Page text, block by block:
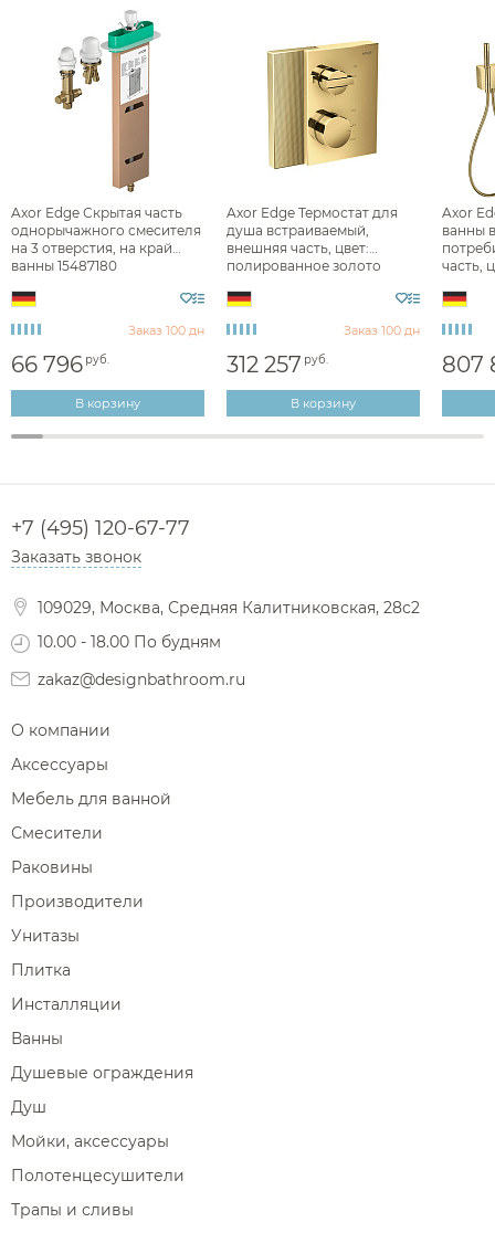
Фены и держатели
Диспенсеры ватных дисков
Axor Edge Скрытая часть
однорычажного смесителя
на 3 отверстия, на край
ванны 15487180
Заказ 100 дн
66 796 руб.
В корзину
Axor Edge Термостат для
душа встраиваемый,
внешняя часть, цвет:
полированное золото
Заказ 100 дн
312 257 руб.
В корзину
Axor
ванны
часть,
807
+7 (495) 120-67-77
Заказать звонок
109029, Москва, Средняя Калитниковская, 28с2
10.00 - 18.00 По будням
zakaz@designbathroom.ru
О компании
Аксессуары
Мебель для ванной
Смесители
Раковины
Производители
Унитазы
Плитка
Инсталляции
Ванны
Душевые ограждения
Душ
Мойки, аксессуары
Полотенцесушители
Трапы и сливы